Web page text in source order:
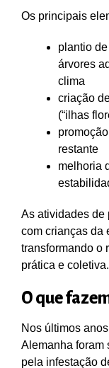
Os principais
plantio
árvores
clima
criação
(“ilhas
restante
melhoria
As atividades de
com crianças da
transformando o
prática e coletiva.
O que
Nos últimos
Alemanha foram
pela infestação